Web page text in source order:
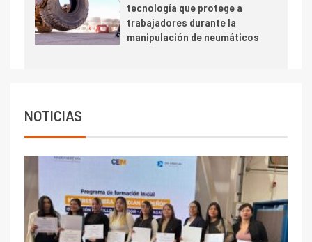
cobre cercana a 2 millones de
toneladas tras récord en
Escondida
tecnología que protege a
trabajadores durante la
manipulación de neumáticos
NOTICIAS